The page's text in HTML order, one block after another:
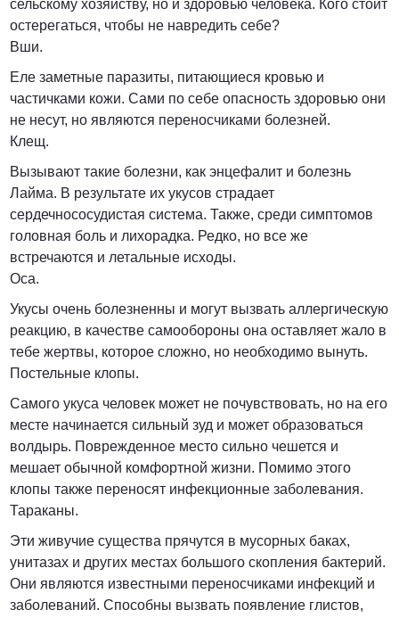
сельскому хозяйству, но и здоровью человека. Кого стоит
остерегаться, чтобы не навредить себе?
Вши.
Еле заметные паразиты, питающиеся кровью и
частичками кожи. Сами по себе опасность здоровью они
не несут, но являются переносчиками болезней.
Клещ.
Вызывают такие болезни, как энцефалит и болезнь
Лайма. В результате их укусов страдает
сердечнососудистая система. Также, среди симптомов
головная боль и лихорадка. Редко, но все же
встречаются и летальные исходы.
Оса.
Укусы очень болезненны и могут вызвать аллергическую
реакцию, в качестве самообороны она оставляет жало в
тебе жертвы, которое сложно, но необходимо вынуть.
Постельные клопы.
Самого укуса человек может не почувствовать, но на его
месте начинается сильный зуд и может образоваться
волдырь. Поврежденное место сильно чешется и
мешает обычной комфортной жизни. Помимо этого
клопы также переносят инфекционные заболевания.
Тараканы.
Эти живучие существа прячутся в мусорных баках,
унитазах и других местах большого скопления бактерий.
Они являются известными переносчиками инфекций и
заболеваний. Способны вызвать появление глистов,